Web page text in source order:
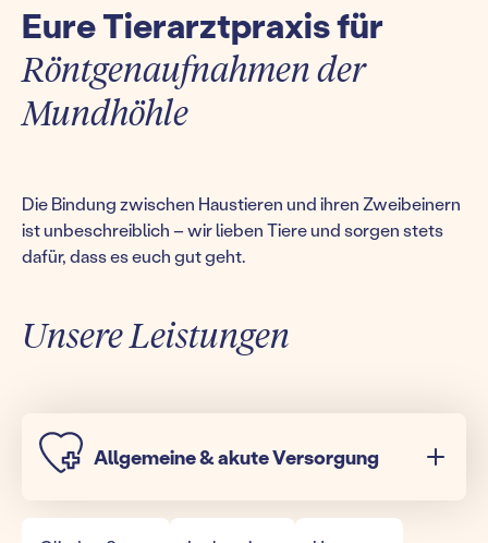
Eure Tierarztpraxis für
Röntgenaufnahmen der
Mundhöhle
Die Bindung zwischen Haustieren und ihren Zweibeinern
ist unbeschreiblich – wir lieben Tiere und sorgen stets
dafür, dass es euch gut geht.
Unsere Leistungen
Allgemeine & akute Versorgung